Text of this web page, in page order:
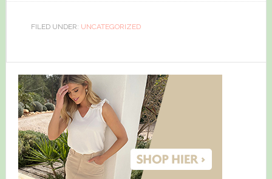
FILED UNDER: UNCATEGORIZED
Primary
Sidebar